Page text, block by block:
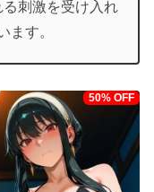
刺激を受け入れ
ます。
50% OFF